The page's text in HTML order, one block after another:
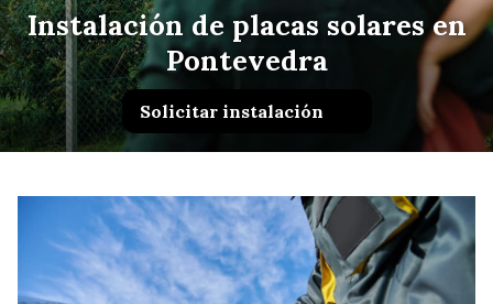
Instalación de placas solares en
Pontevedra
Solicitar instalación